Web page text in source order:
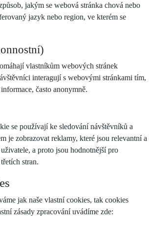
jakým se webová stránka chová nebo
jazyk nebo region, ve kterém se
vlastníkům webových stránek
interagují s webovými stránkami tím,
často anonymně.
se používají ke sledování návštěvníků a
je zobrazovat reklamy, které jsou relevantní a
a proto jsou hodnotnější pro
stran.
jak naše vlastní cookies, tak cookies
zásady zpracování uvádíme zde: